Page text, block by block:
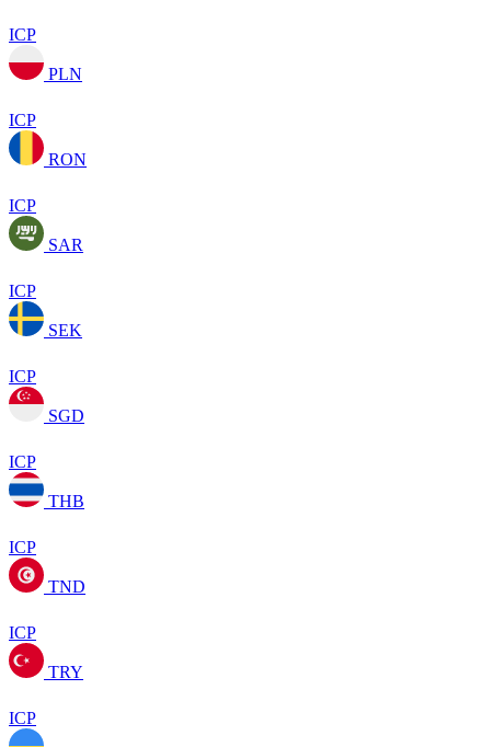
ICP
PLN
ICP
RON
ICP
SAR
ICP
SEK
ICP
SGD
ICP
THB
ICP
TND
ICP
TRY
ICP